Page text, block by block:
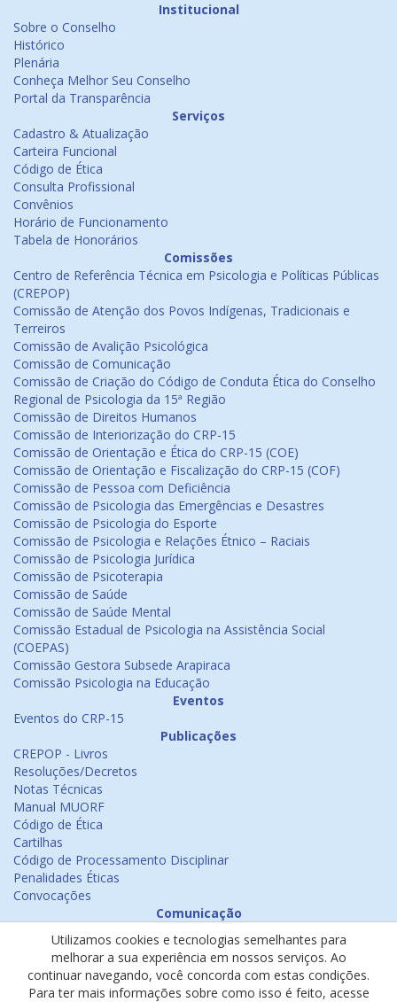
Institucional
Sobre o Conselho
Histórico
Plenária
Conheça Melhor Seu Conselho
Portal da Transparência
Serviços
Cadastro & Atualização
Carteira Funcional
Código de Ética
Consulta Profissional
Convênios
Horário de Funcionamento
Tabela de Honorários
Comissões
Centro de Referência Técnica em Psicologia e Políticas Públicas
(CREPOP)
Comissão de Atenção dos Povos Indígenas, Tradicionais e
Terreiros
Comissão de Avalição Psicológica
Comissão de Comunicação
Comissão de Criação do Código de Conduta Ética do Conselho
Regional de Psicologia da 15ª Região
Comissão de Direitos Humanos
Comissão de Interiorização do CRP-15
Comissão de Orientação e Ética do CRP-15 (COE)
Comissão de Orientação e Fiscalização do CRP-15 (COF)
Comissão de Pessoa com Deficiência
Comissão de Psicologia das Emergências e Desastres
Comissão de Psicologia do Esporte
Comissão de Psicologia e Relações Étnico – Raciais
Comissão de Psicologia Jurídica
Comissão de Psicoterapia
Comissão de Saúde
Comissão de Saúde Mental
Comissão Estadual de Psicologia na Assistência Social
(COEPAS)
Comissão Gestora Subsede Arapiraca
Comissão Psicologia na Educação
Eventos
Eventos do CRP-15
Publicações
CREPOP - Livros
Resoluções/Decretos
Notas Técnicas
Manual MUORF
Código de Ética
Cartilhas
Código de Processamento Disciplinar
Penalidades Éticas
Convocações
Comunicação
Emissão de Certificados
Psicologia na Mídia
Ouvidoria
Utilizamos cookies e tecnologias semelhantes para
melhorar a sua experiência em nossos serviços. Ao
continuar navegando, você concorda com estas condições.
Para ter mais informações sobre como isso é feito, acesse